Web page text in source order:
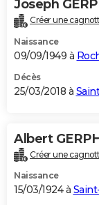
Joseph
Créer une
Naissance
09/09/1949 à
Décès
25/03/2018 à
Albert
Créer une
Naissance
15/03/1924 à